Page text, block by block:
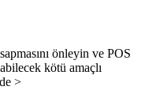
önleyin ve POS
kötü amaçlı
>